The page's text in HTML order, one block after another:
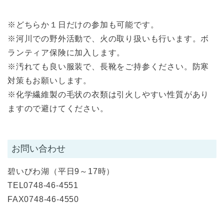
※どちらか１日だけの参加も可能です。
※河川での野外活動で、火の取り扱いも行います。ボ
ランティア保険に加入します。
※汚れても良い服装で、長靴をご持参ください。防寒
対策もお願いします。
※化学繊維製の毛状の衣類は引火しやすい性質があり
ますので避けてください。
お問い合わせ
碧いびわ湖（平日9～17時）
TEL0748-46-4551
FAX0748-46-4550